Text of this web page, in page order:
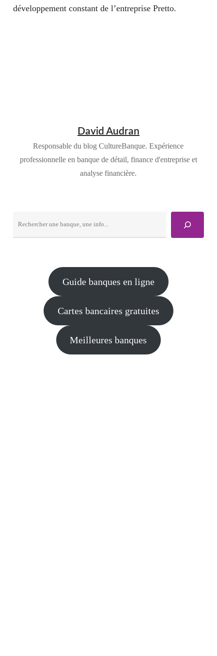
développement constant de l’entreprise Pretto.
David Audran
Responsable du blog CultureBanque. Expérience
professionnelle en banque de détail, finance d'entreprise et
analyse financière.
Guide banques en ligne
Cartes bancaires gratuites
Meilleures banques